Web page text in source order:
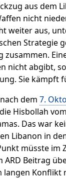
aus dem
nicht
weiter aus,
Strategie
nicht abgibt,
Sie kämpft
dem 7.
Hisbollah
Das war
Libanon in
müsste
Beitrag
langen Konflikt